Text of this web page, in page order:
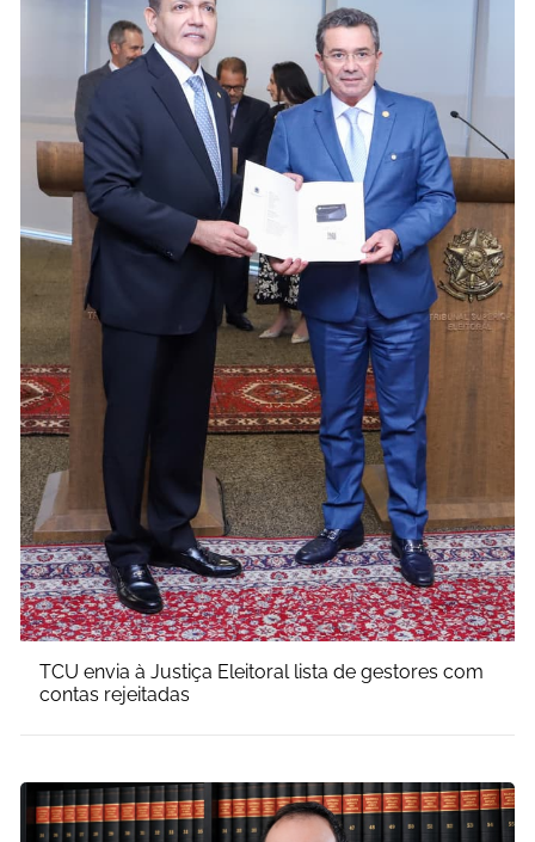
TCU envia à Justiça Eleitoral lista de gestores com
contas rejeitadas